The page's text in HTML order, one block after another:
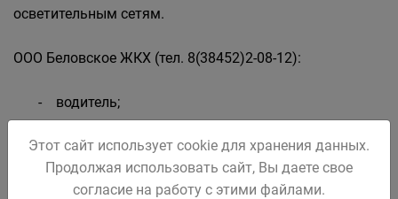
осветительным сетям.
ООО Беловское ЖКХ (тел. 8(38452)2-08-12):
- водитель;
- диспетчер;
- слесарь-сантехник;
Этот сайт использует cookie для хранения данных.
Продолжая использовать сайт, Вы даете свое
согласие на работу с этими файлами.